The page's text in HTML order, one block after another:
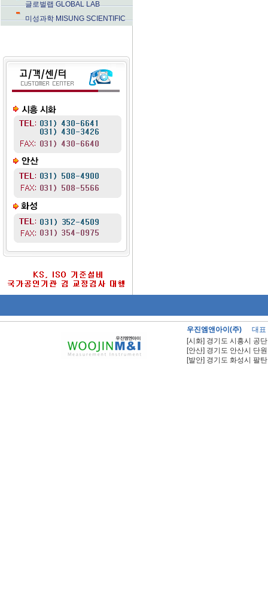
글로벌랩 GLOBAL LAB
미성과학 MISUNG SCIENTIFIC
우진엠앤아이(주)
대표
[시화] 경기도 시흥시 공
[안산] 경기도 안산시 단
[발안] 경기도 화성시 팔